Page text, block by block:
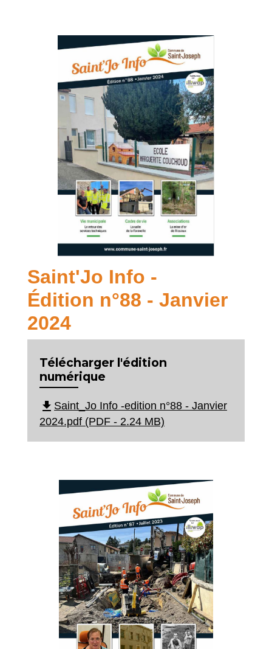
Saint'Jo Info -
Édition n°88 - Janvier
2024
Télécharger l'édition
numérique
file_download Saint_Jo Info -edition n°88 - Janvier
2024.pdf (PDF - 2.24 MB)